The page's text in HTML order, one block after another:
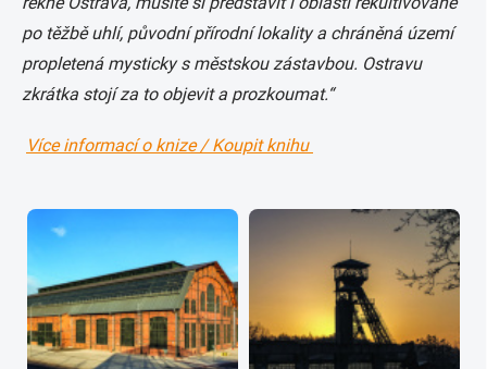
po těžbě uhlí, původní přírodní lokality a chráněná území
propletená mysticky s městskou zástavbou. Ostravu
zkrátka stojí za to objevit a prozkoumat.“
Více informací o knize / Koupit knihu